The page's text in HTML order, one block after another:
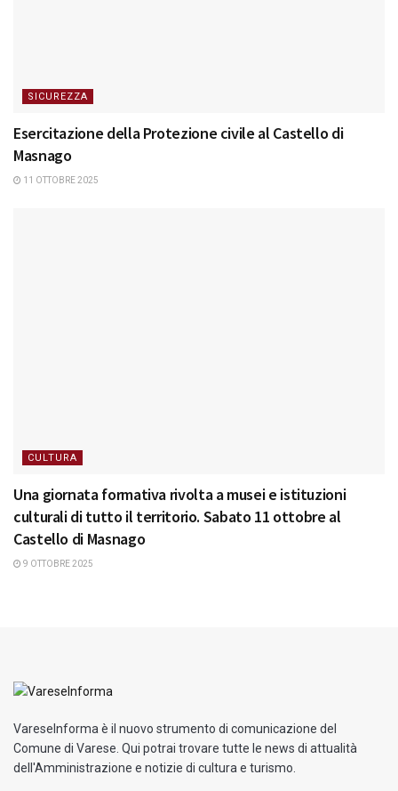
SICUREZZA
Esercitazione della Protezione civile al Castello di
Masnago
11 OTTOBRE 2025
CULTURA
Una giornata formativa rivolta a musei e istituzioni
culturali di tutto il territorio. Sabato 11 ottobre al
Castello di Masnago
9 OTTOBRE 2025
VareseInforma è il nuovo strumento di comunicazione del
Comune di Varese. Qui potrai trovare tutte le news di attualità
dell'Amministrazione e notizie di cultura e turismo.